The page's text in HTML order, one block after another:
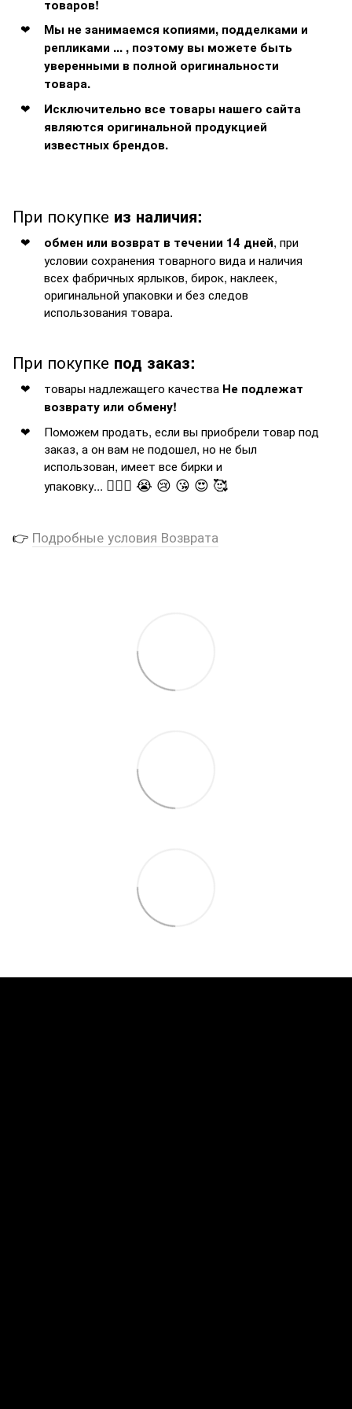
товаров!
Мы не занимаемся копиями, подделками и
репликами ... , поэтому вы можете быть
уверенными в полной оригинальности
товара.
Исключительно все товары нашего сайта
являются оригинальной продукцией
известных брендов.
При покупке из наличия:
обмен или возврат в течении 14 дней, при
условии сохранения товарного вида и наличия
всех фабричных ярлыков, бирок, наклеек,
оригинальной упаковки и без следов
использования товара.
При покупке под заказ:
товары надлежащего качества Не подлежат
возврату или обмену!
Поможем продать, если вы приобрели товар под
заказ, а он вам не подошел, но не был
использован, имеет все бирки и
упаковку... 🤦🏻‍♂️ 😭 😢 😘 😍 🥰
👉 Подробные условия Возврата